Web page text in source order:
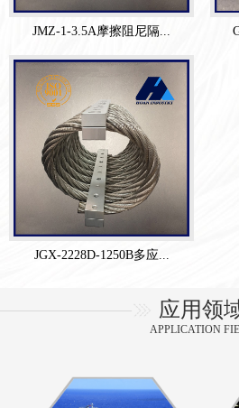
JMZ-1-3.5A摩擦阻尼隔...
JGX-2228D-1250B多应...
应用领
APPLICATION